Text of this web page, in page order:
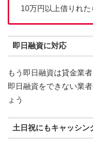
10万円以上借りれ
即日融資に対応
もう即日融資は貸金業
即日融資をできない業
ょう
土日祝にもキャッシン